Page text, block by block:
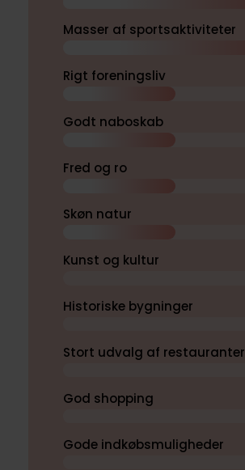
Masser af sportsaktiviteter
Rigt foreningsliv
Godt naboskab
Fred og ro
Skøn natur
Kunst og kultur
Historiske bygninger
Stort udvalg af restauranter
God shopping
Gode indkøbsmuligheder